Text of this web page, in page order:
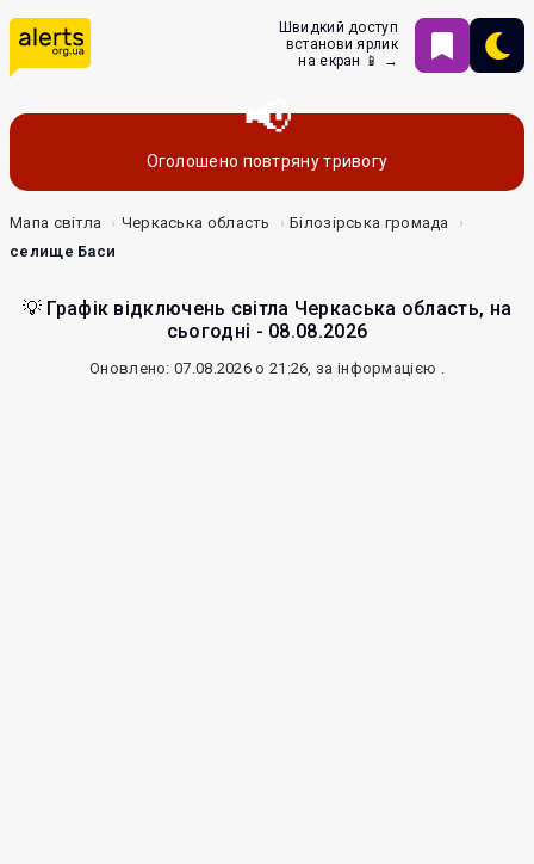
Швидкий доступ
встанови ярлик
на екран 📱 →
Оголошено повтряну тривогу
Мапа світла Черкаська область
Білозірська громада
селище Баси
💡 Графік відключень світла Черкаська область, на
сьогодні - 08.08.2026
Оновлено: 07.08.2026 о 21:26, за інформацією .